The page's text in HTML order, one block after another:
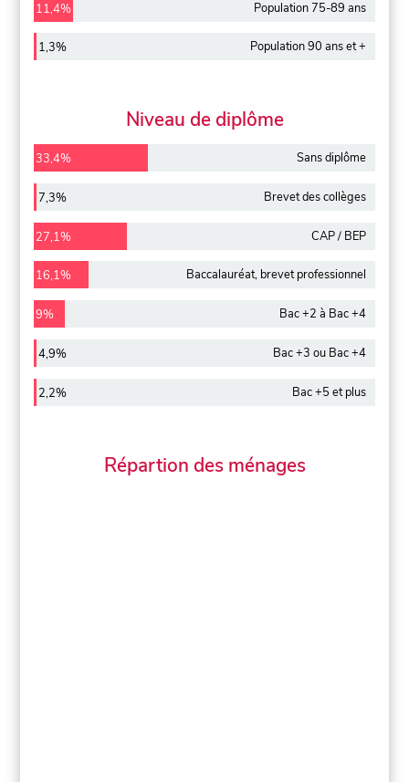
11,4% Population 75-89 ans
1,3% Population 90 ans et +
Niveau de diplôme
33,4% Sans diplôme
7,3% Brevet des collèges
27,1% CAP / BEP
16,1% Baccalauréat, brevet professionnel
9% Bac +2 à Bac +4
4,9% Bac +3 ou Bac +4
2,2% Bac +5 et plus
Répartion des ménages